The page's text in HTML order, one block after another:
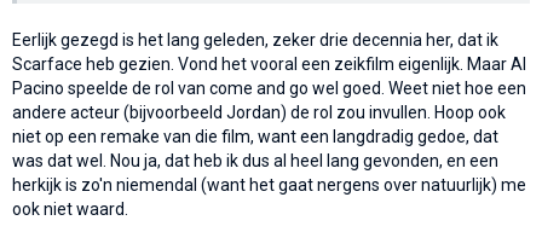
Eerlijk gezegd is het lang geleden, zeker drie decennia her, dat ik
Scarface heb gezien. Vond het vooral een zeikfilm eigenlijk. Maar Al
Pacino speelde de rol van come and go wel goed. Weet niet hoe een
andere acteur (bijvoorbeeld Jordan) de rol zou invullen. Hoop ook
niet op een remake van die film, want een langdradig gedoe, dat
was dat wel. Nou ja, dat heb ik dus al heel lang gevonden, en een
herkijk is zo'n niemendal (want het gaat nergens over natuurlijk) me
ook niet waard.